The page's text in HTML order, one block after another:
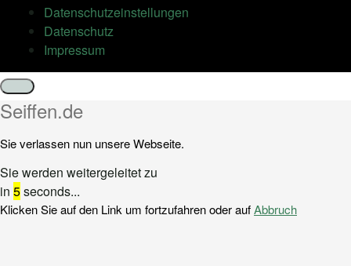
Datenschutz­einstellungen
Datenschutz
Impressum
Schließen
Seiffen.de
Sie verlassen nun unsere Webseite.
Sie werden weitergeleitet zu
in 5seconds...
Klicken Sie auf den Link um fortzufahren oder aufAbbruch